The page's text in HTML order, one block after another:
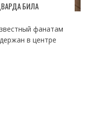
БИЛА
фанатам
в центре